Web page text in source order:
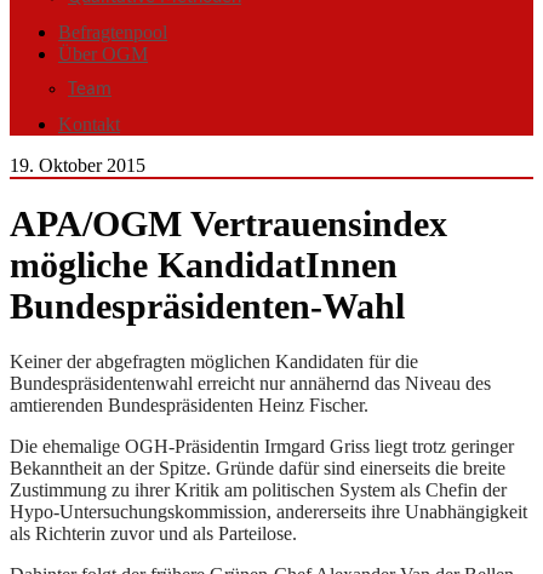
Befragtenpool
Über OGM
Team
Kontakt
19. Oktober 2015
APA/OGM Vertrauensindex
mögliche KandidatInnen
Bundespräsidenten-Wahl
Keiner der abgefragten möglichen Kandidaten für die
Bundespräsidentenwahl erreicht nur annähernd das Niveau des
amtierenden Bundespräsidenten Heinz Fischer.
Die ehemalige OGH-Präsidentin Irmgard Griss liegt trotz geringer
Bekanntheit an der Spitze. Gründe dafür sind einerseits die breite
Zustimmung zu ihrer Kritik am politischen System als Chefin der
Hypo-Untersuchungskommission, andererseits ihre Unabhängigkeit
als Richterin zuvor und als Parteilose.